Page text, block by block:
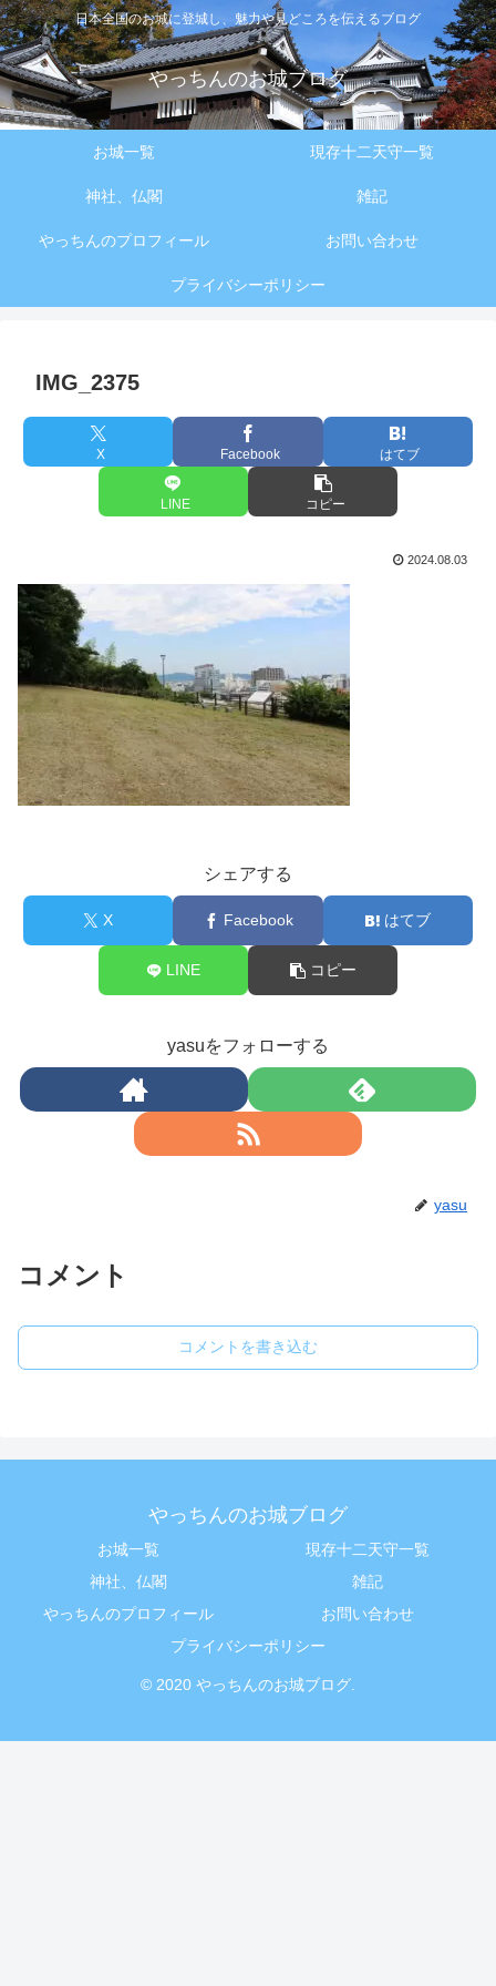
日本全国のお城に登城し、魅力や見どころを伝えるブログ
やっちんのお城ブログ
お城一覧 現存十二天守一覧
神社、仏閣 雑記
やっちんのプロフィール お問い合わせ
プライバシーポリシー
IMG_2375
X Facebook はてブ
LINE コピー
2024.08.03
シェアする
X Facebook はてブ
LINE コピー
yasuをフォローする
yasu
コメント
コメントを書き込む
やっちんのお城ブログ
お城一覧
現存十二天守一覧
神社、仏閣
雑記
やっちんのプロフィール
お問い合わせ
プライバシーポリシー
© 2020 やっちんのお城ブログ.